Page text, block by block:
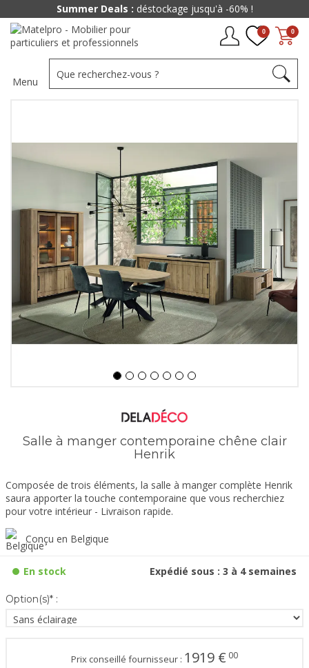
0
0
Menu
Salle à manger contemporaine chêne clair
Henrik
Composée de trois éléments, la salle à manger complète Henrik
saura apporter la touche contemporaine que vous recherchiez
pour votre intérieur - Livraison rapide.
Conçu en Belgique
En stock Expédié sous : 3 à 4 semaines
Option(s)* :
Prix conseillé fournisseur : 1919 € 00
Summer Deals : déstockage jusqu'à -60% !